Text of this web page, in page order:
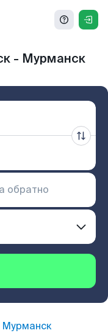
- Мурманск
Мурманск